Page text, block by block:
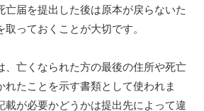
亡届を提出した後は原本が戻らないた
っておくことが大切です。
、亡くなられた方の最後の住所や死亡
れたことを示す書類として使われま
載が必要かどうかは提出先によって違